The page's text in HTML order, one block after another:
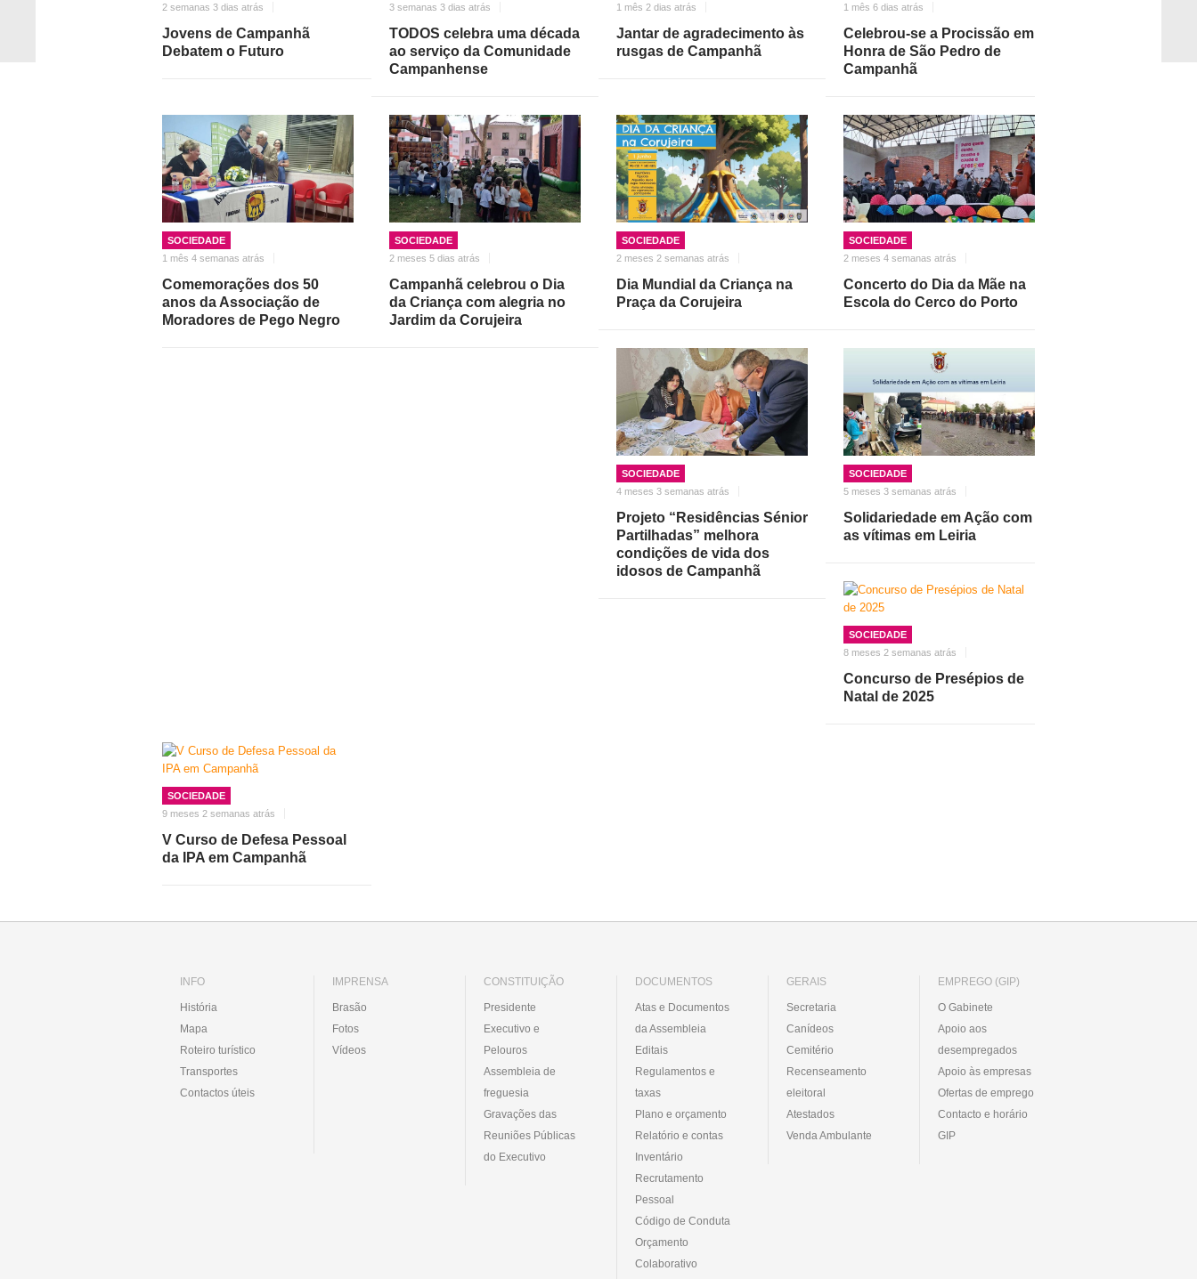
2 semanas 3 dias atrás
Jovens de Campanhã
Debatem o Futuro
3 semanas 3 dias atrás
TODOS celebra uma década
ao serviço da Comunidade
Campanhense
1 mês 2 dias atrás
Jantar de agradecimento às
rusgas de Campanhã
1 mês 6 dias atrás
Celebrou-se a Procissão em
Honra de São Pedro de
Campanhã
SOCIEDADE
1 mês 4 semanas atrás
Comemorações dos 50
anos da Associação de
Moradores de Pego Negro
SOCIEDADE
2 meses 5 dias atrás
Campanhã celebrou o Dia
da Criança com alegria no
Jardim da Corujeira
SOCIEDADE
2 meses 2 semanas atrás
Dia Mundial da Criança na
Praça da Corujeira
SOCIEDADE
2 meses 4 semanas atrás
Concerto do Dia da Mãe na
Escola do Cerco do Porto
SOCIEDADE
4 meses 3 semanas atrás
Projeto “Residências Sénior
Partilhadas” melhora
condições de vida dos
idosos de Campanhã
SOCIEDADE
5 meses 3 semanas atrás
Solidariedade em Ação com
as vítimas em Leiria
SOCIEDADE
8 meses 2 semanas atrás
Concurso de Presépios de
Natal de 2025
SOCIEDADE
9 meses 2 semanas atrás
V Curso de Defesa Pessoal
da IPA em Campanhã
INFO
História
Mapa
Roteiro turístico
Transportes
Contactos úteis
IMPRENSA
Brasão
Fotos
Vídeos
CONSTITUIÇÃO
Presidente
Executivo e
Pelouros
Assembleia de
freguesia
Gravações das
Reuniões Públicas
do Executivo
DOCUMENTOS
Atas e Documentos
da Assembleia
Editais
Regulamentos e
taxas
Plano e orçamento
Relatório e contas
Inventário
Recrutamento
Pessoal
Código de Conduta
Orçamento
Colaborativo
GERAIS
Secretaria
Canídeos
Cemitério
Recenseamento
eleitoral
Atestados
Venda Ambulante
EMPREGO (GIP)
O Gabinete
Apoio aos
desempregados
Apoio às empresas
Ofertas de emprego
Contacto e horário
GIP